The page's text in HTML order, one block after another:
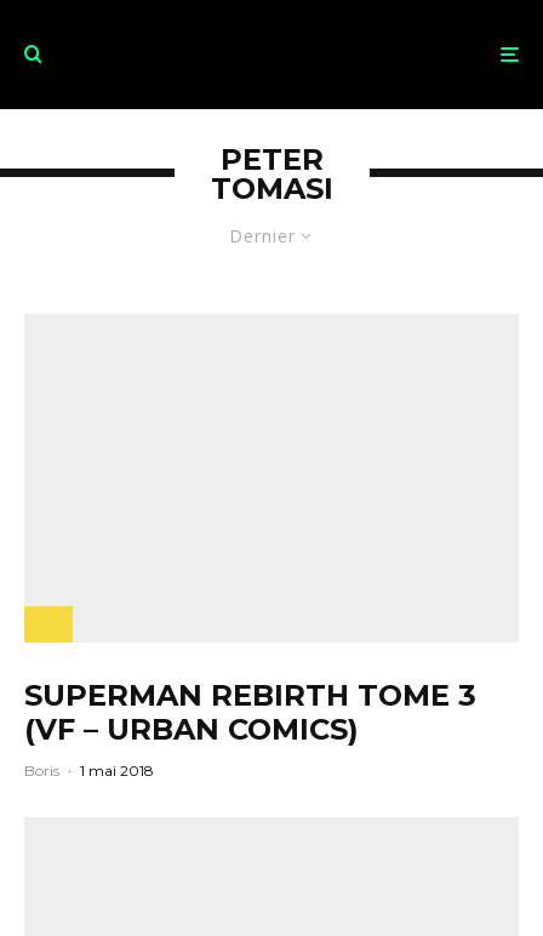
Dernier
PETER
TOMASI
SUPERMAN REBIRTH TOME 3
(VF – URBAN COMICS)
Boris · 1 mai 2018